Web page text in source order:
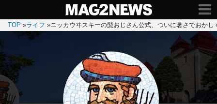
TOP »ライフ »ニッカウヰスキーの髭おじさん公式、ついに暑さでおかし